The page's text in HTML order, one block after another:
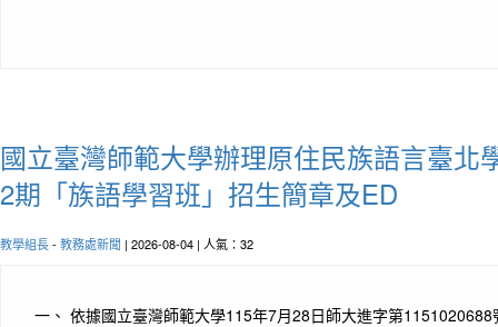
國立臺灣師範大學辦理原住民族語言臺北
2期「族語學習班」招生簡章及ED
教學組長- 教務處新聞 | 2026-08-04 | 人氣：32
一、 依據國立臺灣師範大學115年7月28日師大進字第